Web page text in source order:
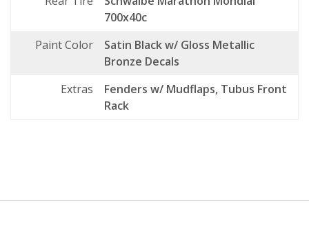
700x40c
Paint Color
Satin Black w/ Gloss Metallic
Bronze Decals
Extras
Fenders w/ Mudflaps, Tubus Front
Rack